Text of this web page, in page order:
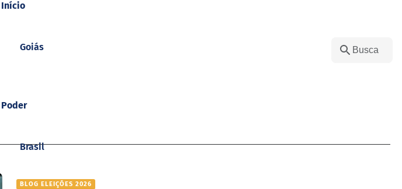
Goiás
Brasil
Início
Poder
BLOG ELEIÇÕES 2026